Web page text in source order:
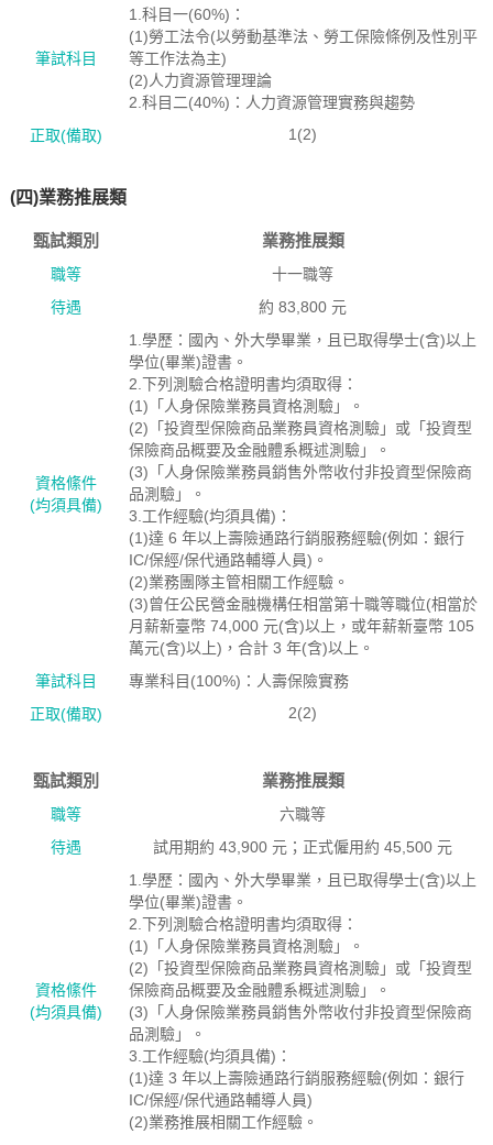
筆試科目
1.科目一(60%)：
(1)勞工法令(以勞動基準法、勞工保險條例及性別平
等工作法為主)
(2)人力資源管理理論
2.科目二(40%)：人力資源管理實務與趨勢
正取(備取)
1(2)
(四)業務推展類
甄試類別 業務推展類
職等
十一職等
待遇
約 83,800 元
資格絛件
(均須具備)
1.學歷：國內、外大學畢業，且已取得學士(含)以上
學位(畢業)證書。
2.下列測驗合格證明書均須取得：
(1)「人身保險業務員資格測驗」。
(2)「投資型保險商品業務員資格測驗」或「投資型
保險商品概要及金融體系概述測驗」。
(3)「人身保險業務員銷售外幣收付非投資型保險商
品測驗」。
3.工作經驗(均須具備)：
(1)達 6 年以上壽險通路行銷服務經驗(例如：銀行
IC/保經/保代通路輔導人員)。
(2)業務團隊主管相關工作經驗。
(3)曾任公民營金融機構任相當第十職等職位(相當於
月薪新臺幣 74,000 元(含)以上，或年薪新臺幣 105
萬元(含)以上)，合計 3 年(含)以上。
筆試科目
專業科目(100%)：人壽保險實務
正取(備取)
2(2)
甄試類別 業務推展類
職等
六職等
待遇
試用期約 43,900 元；正式僱用約 45,500 元
資格絛件
(均須具備)
1.學歷：國內、外大學畢業，且已取得學士(含)以上
學位(畢業)證書。
2.下列測驗合格證明書均須取得：
(1)「人身保險業務員資格測驗」。
(2)「投資型保險商品業務員資格測驗」或「投資型
保險商品概要及金融體系概述測驗」。
(3)「人身保險業務員銷售外幣收付非投資型保險商
品測驗」。
3.工作經驗(均須具備)：
(1)達 3 年以上壽險通路行銷服務經驗(例如：銀行
IC/保經/保代通路輔導人員)
(2)業務推展相關工作經驗。